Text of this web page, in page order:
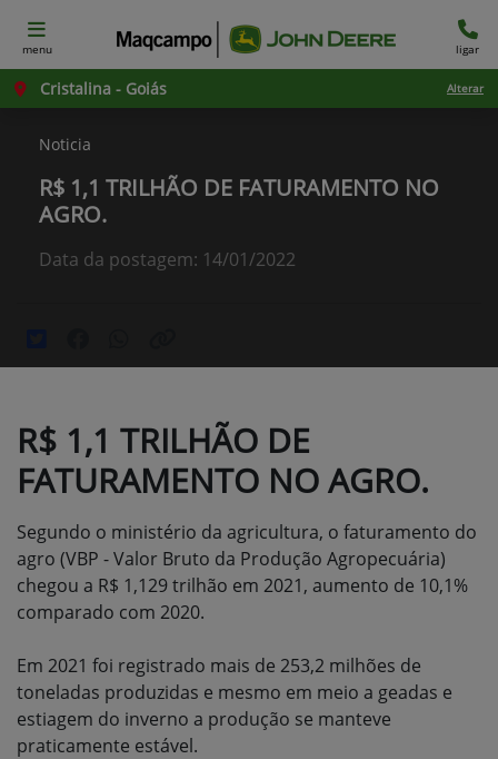
menu ligar
Cristalina - Goiás Alterar
Noticia
R$ 1,1 TRILHÃO DE FATURAMENTO NO
AGRO.
Data da postagem: 14/01/2022
R$ 1,1 TRILHÃO DE
FATURAMENTO NO AGRO.
Segundo o ministério da agricultura, o faturamento do
agro (VBP - Valor Bruto da Produção Agropecuária)
chegou a R$ 1,129 trilhão em 2021, aumento de 10,1%
comparado com 2020.
Em 2021 foi registrado mais de 253,2 milhões de
toneladas produzidas e mesmo em meio a geadas e
estiagem do inverno a produção se manteve
praticamente estável.